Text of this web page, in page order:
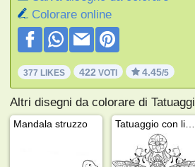
Colorare online
377 LIKES 422 VOTI 4.45/5
Altri disegni da colorare di Tatuaggi
Mandala struzzo